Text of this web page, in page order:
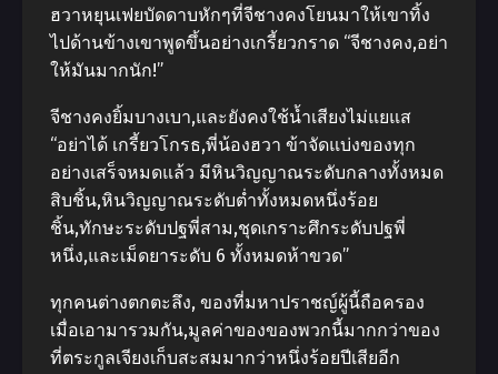
ฮวาหยุนเฟยบัดดาบหักๆที่จีชางคงโยนมาให้เขาทิ้ง
ไปด้านข้างเขาพูดขึ้นอย่างเกรี้ยวกราด “จีชางคง,อย่า
ให้มันมากนัก!”
จีชางคงยิ้มบางเบา,และยังคงใช้น้ำเสียงไม่แยแส
“อย่าได้ เกรี้ยวโกรธ,พี่น้องฮวา ข้าจัดแบ่งของทุก
อย่างเสร็จหมดแล้ว มีหินวิญญาณระดับกลางทั้งหมด
สิบชิ้น,หินวิญญาณระดับต่ำทั้งหมดหนึ่งร้อย
ชิ้น,ทักษะระดับปฐพี่สาม,ชุดเกราะศึกระดับปฐพี่
หนึ่ง,และเม็ดยาระดับ 6 ทั้งหมดห้าขวด”
ทุกคนต่างตกตะลึง, ของที่มหาปราชญ์ผู้นี้ถือครอง
เมื่อเอามารวมกัน,มูลค่าของของพวกนี้มากกว่าของ
ที่ตระกูลเจียงเก็บสะสมมากว่าหนึ่งร้อยปีเสียอีก